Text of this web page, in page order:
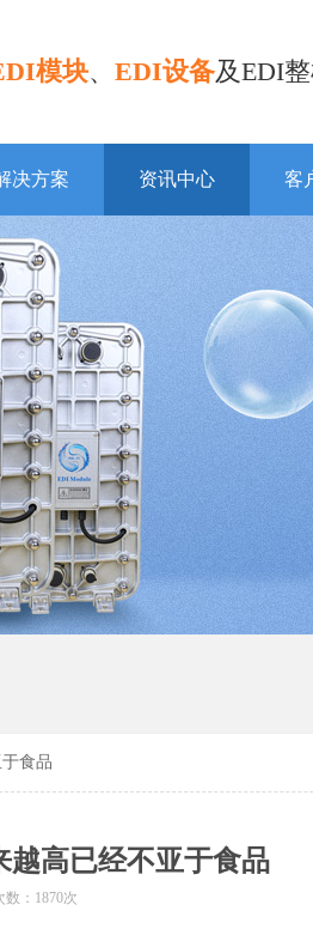
模块、 EDI设备及EDI
决方案 资讯中心 客
食品
高已经不亚于食品
数：1870次